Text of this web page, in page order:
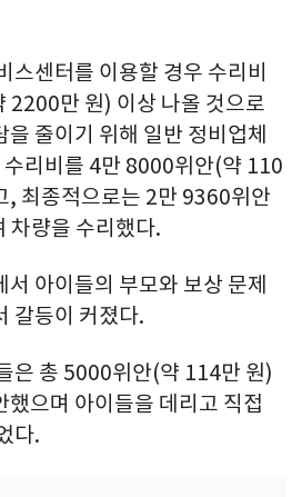
스센터를 이용할 경우 수리비
2200만 원) 이상 나올 것으로
줄이기 위해 일반 정비업체
수리비를 4만 8000위안(약 110
, 최종적으로는 2만 9360위안
차량을 수리했다.
아이들의 부모와 보상 문제
갈등이 커졌다.
은 총 5000위안(약 114만 원)
했으며 아이들을 데리고 직접
다.